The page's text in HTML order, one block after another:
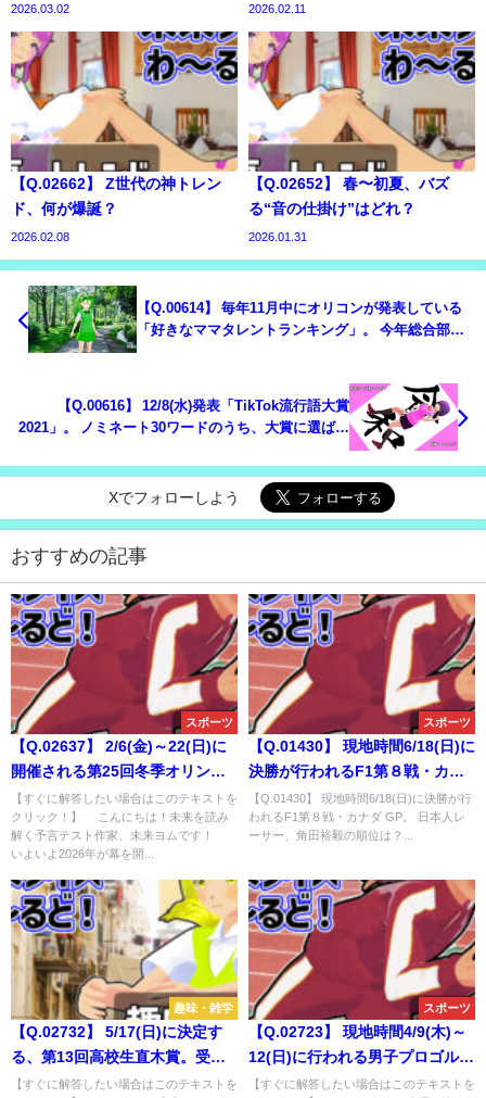
2026.03.02 2026.02.11
【Q.02662】 Z世代の神トレン
ド、何が爆誕？
2026.02.08
【Q.02652】 春〜初夏、バズ
る“音の仕掛け”はどれ？
2026.01.31
【Q.00614】 毎年11月中にオリコンが発表している
「好きなママタレントランキング」。 今年総合部門
【Q.00616】 12/8(水)発表「TikTok流行語大賞
2021」。 ノミネート30ワードのうち、大賞に選ばれ
Xでフォローしよう
おすすめの記事
スポーツ
【Q.02637】 2/6(金)～22(日)に
開催される第25回冬季オリンピ
ック。日本が獲得するメダルの
総数は？
【すぐに解答したい場合はこのテキストを
クリック！】 こんにちは！未来を読み
解く予言テスト作家、未来ヨムです！
いよいよ2026年が幕を開...
スポーツ
【Q.01430】 現地時間6/18(日)に
決勝が行われるF1第８戦・カナ
ダ GP。 日本人レーサー、角田
裕毅の順位は？
【Q.01430】 現地時間6/18(日)に決勝が行
われるF1第８戦・カナダ GP。 日本人レ
ーサー、角田裕毅の順位は？...
趣味・雑学
【Q.02732】 5/17(日)に決定す
る、第13回高校生直木賞。受賞
する作品は？
【すぐに解答したい場合はこのテキストを
スポーツ
【Q.02723】 現地時間4/9(木)～
12(日)に行われる男子プロゴルフ
「マスターズトーナメント」。
【すぐに解答したい場合はこのテキストを